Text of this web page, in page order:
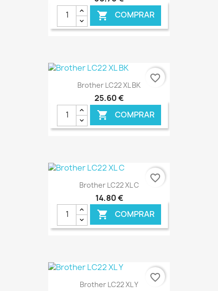
 COMPRAR
Brother LC22 XL BK
25,60 €
 COMPRAR
€ ONLINE
favorite_border
Brother LC22 XL C
14,80 €
 COMPRAR
€ ONLINE
favorite_border
Brother LC22 XL Y
favorite_border